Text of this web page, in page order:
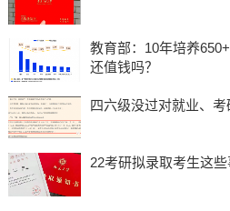
教育部：10年培养
还值钱吗？
四六级没过对就业、考
22考研拟录取考生这些